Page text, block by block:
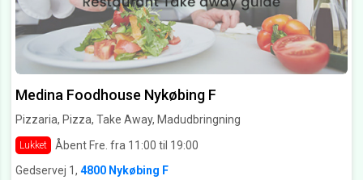
Medina Foodhouse Nykøbing F
Pizzaria, Pizza, Take Away, Madudbringning
Lukket
Åbent Fre. fra 11:00 til 19:00
Gedservej 1, 4800 Nykøbing F